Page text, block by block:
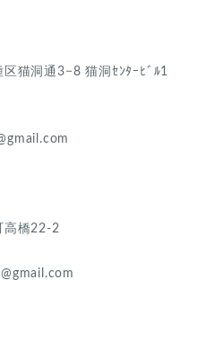
猫洞通3−8 猫洞ｾﾝﾀｰﾋﾞﾙ1
高橋22-2